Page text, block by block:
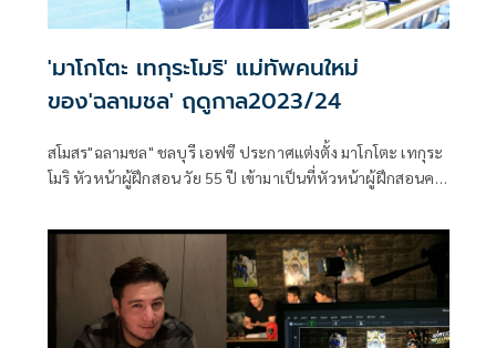
'มาโกโตะ เทกุระโมริ' แม่ทัพคนใหม่
ของ'ฉลามชล' ฤดูกาล2023/24
สโมสร"ฉลามชล" ชลบุรี เอฟซี ประกาศแต่งตั้ง มาโกโตะ เทกุระ
โมริ หัวหน้าผู้ฝึกสอน วัย 55 ปี เข้ามาเป็นที่หัวหน้าผู้ฝึกสอนคน
ฟุตบอลในทุกรายการตลอดการแข่งขัน ในฤดูกาล 2023/24 ที่
จะกลับมาเริ่มต้นทำการแข่งขันอีกครั้งในเดือน สิงหาคมนี้